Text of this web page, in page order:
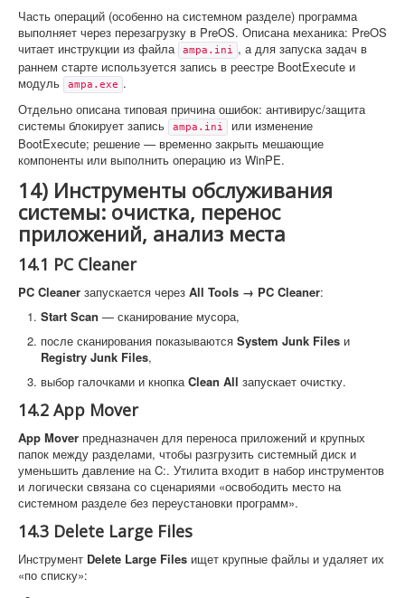
Часть операций (особенно на системном разделе) программа
выполняет через перезагрузку в PreOS. Описана механика: PreOS
читает инструкции из файла
ampa.ini , а для запуска задач в
раннем старте используется запись в реестре BootExecute и
модуль
ampa.exe .
Отдельно описана типовая причина ошибок: антивирус/защита
системы блокирует запись
ampa.ini
или изменение
BootExecute; решение — временно закрыть мешающие
компоненты или выполнить операцию из WinPE.
14) Инструменты обслуживания
системы: очистка, перенос
приложений, анализ места
14.1 PC Cleaner
PC Cleaner запускается через All Tools → PC Cleaner:
Start Scan — сканирование мусора,
после сканирования показываются System Junk Files и
Registry Junk Files,
выбор галочками и кнопка Clean All запускает очистку.
14.2 App Mover
App Mover предназначен для переноса приложений и крупных
папок между разделами, чтобы разгрузить системный диск и
уменьшить давление на C:. Утилита входит в набор инструментов
и логически связана со сценариями «освободить место на
системном разделе без переустановки программ».
14.3 Delete Large Files
Инструмент Delete Large Files ищет крупные файлы и удаляет их
«по списку»: